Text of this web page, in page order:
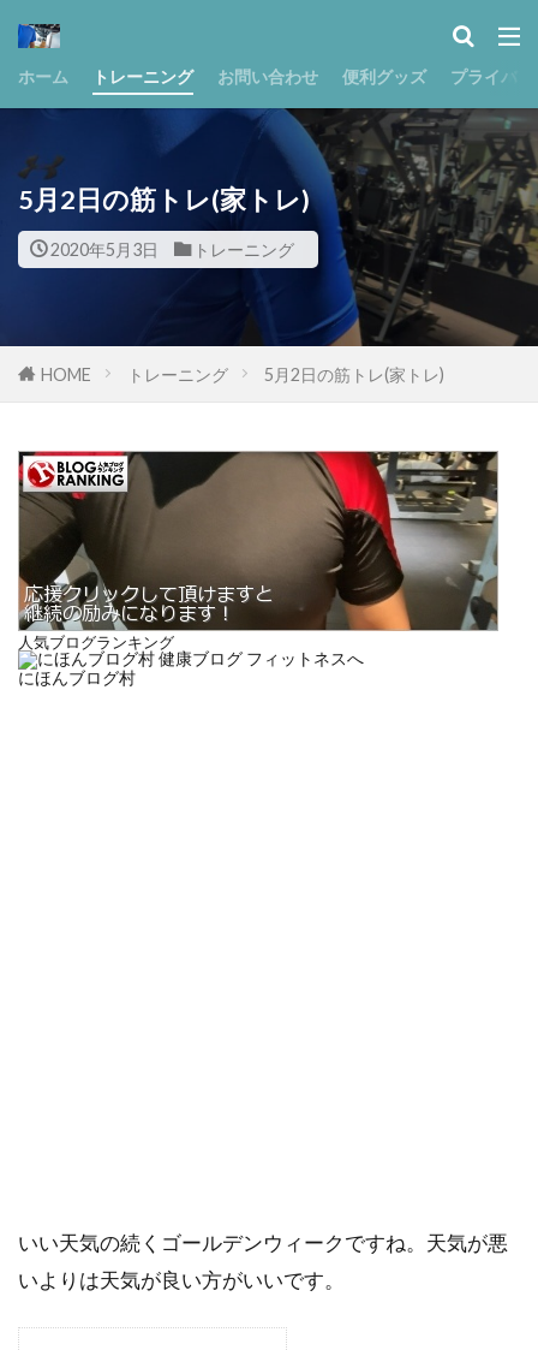
ホーム トレーニング お問い合わせ 便利グッズ プライバ
5月2日の筋トレ(家トレ)
2020年5月3日 トレーニング
HOME トレーニング 5月2日の筋トレ(家トレ)
人気ブログランキング
にほんブログ村
いい天気の続くゴールデンウィークですね。天気が悪
いよりは天気が良い方がいいです。